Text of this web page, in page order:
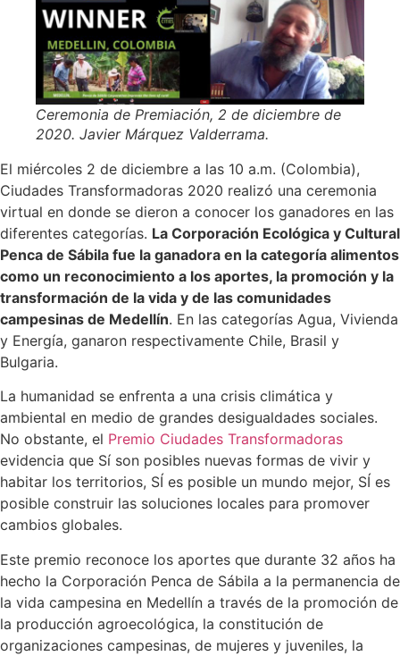
Ceremonia de Premiación, 2 de diciembre de
2020. Javier Márquez Valderrama.
El miércoles 2 de diciembre a las 10 a.m. (Colombia),
Ciudades Transformadoras 2020 realizó una ceremonia
virtual en donde se dieron a conocer los ganadores en las
diferentes categorías. La Corporación Ecológica y Cultural
Penca de Sábila fue la ganadora en la categoría alimentos
como un reconocimiento a los aportes, la promoción y la
transformación de la vida y de las comunidades
campesinas de Medellín. En las categorías Agua, Vivienda
y Energía, ganaron respectivamente Chile, Brasil y
Bulgaria.
La humanidad se enfrenta a una crisis climática y
ambiental en medio de grandes desigualdades sociales.
No obstante, el Premio Ciudades Transformadoras
evidencia que Sí son posibles nuevas formas de vivir y
habitar los territorios, SÍ es posible un mundo mejor, SÍ es
posible construir las soluciones locales para promover
cambios globales.
Este premio reconoce los aportes que durante 32 años ha
hecho la Corporación Penca de Sábila a la permanencia de
la vida campesina en Medellín a través de la promoción de
la producción agroecológica, la constitución de
organizaciones campesinas, de mujeres y juveniles, la